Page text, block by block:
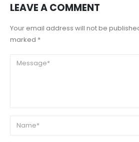
LEAVE A COMMENT
Your email address will not be
marked *